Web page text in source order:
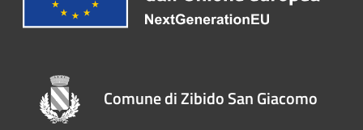
Comune di Zibido San Giacomo